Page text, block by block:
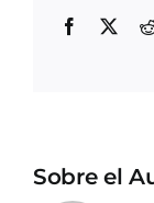
Facebook
X
Sobre el